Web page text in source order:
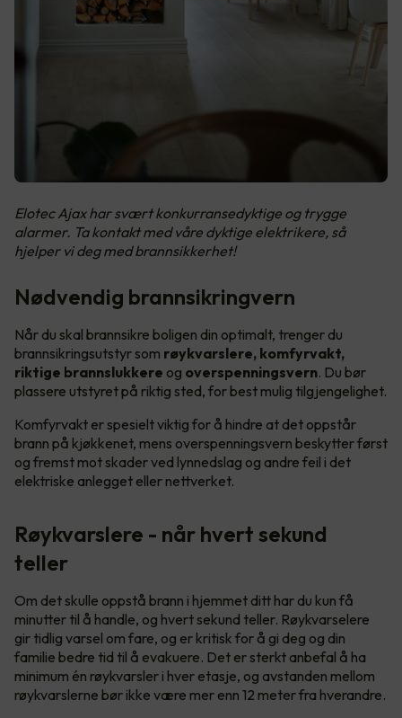
Elotec Ajax har svært konkurransedyktige og trygge
alarmer. Ta kontakt med våre dyktige elektrikere, så
hjelper vi deg med brannsikkerhet!
Nødvendig brannsikringvern
Når du skal brannsikre boligen din optimalt, trenger du
brannsikringsutstyr som røykvarslere, komfyrvakt,
riktige brannslukkere og overspenningsvern. Du bør
plassere utstyret på riktig sted, for best mulig tilgjengelighet.
Komfyrvakt er spesielt viktig for å hindre at det oppstår
brann på kjøkkenet, mens overspenningsvern beskytter først
og fremst mot skader ved lynnedslag og andre feil i det
elektriske anlegget eller nettverket.
Røykvarslere - når hvert sekund
teller
Om det skulle oppstå brann i hjemmet ditt har du kun få
minutter til å handle, og hvert sekund teller. Røykvarselere
gir tidlig varsel om fare, og er kritisk for å gi deg og din
familie bedre tid til å evakuere. Det er sterkt anbefal å ha
minimum én røykvarsler i hver etasje, og avstanden mellom
røykvarslerne bør ikke være mer enn 12 meter fra hverandre.